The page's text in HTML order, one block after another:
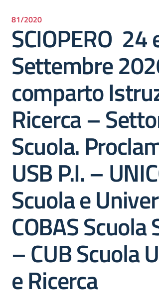
81/2020
SCIOPERO 24
Settembre
comparto
Ricerca –
Scuola.
USB P.I. –
Scuola e
COBAS Scuola
– CUB Scuola
e Ricerca